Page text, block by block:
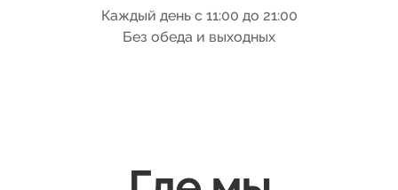
Каждый день с 11:00 до 21:00
Без обеда и выходных